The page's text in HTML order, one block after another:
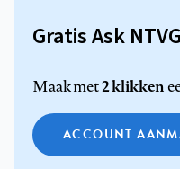
Gratis Ask
Maak met2 klikken
ACCOUNT